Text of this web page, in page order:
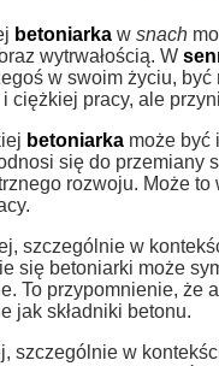
betoniarka w snach
wytrwałością. W
w swoim życiu,
ciężkiej pracy, ale
betoniarka może być
się do przemiany
rozwoju. Może
szczególnie w
się betoniarki może
To przypomnienie, że
jak składniki betonu.
szczególnie w